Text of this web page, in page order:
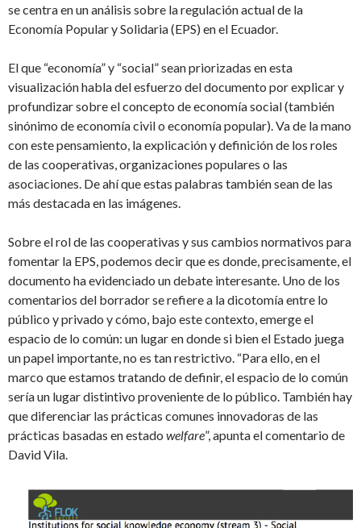
se centra en un análisis sobre la regulación actual de la
Economía Popular y Solidaria (EPS) en el Ecuador.
El que “economía” y “social” sean priorizadas en esta
visualización habla del esfuerzo del documento por explicar y
profundizar sobre el concepto de economía social (también
sinónimo de economía civil o economía popular). Va de la mano
con este pensamiento, la explicación y definición de los roles
de las cooperativas, organizaciones populares o las
asociaciones. De ahí que estas palabras también sean de las
más destacada en las imágenes.
Sobre el rol de las cooperativas y sus cambios normativos para
fomentar la EPS, podemos decir que es donde, precisamente, el
documento ha evidenciado un debate interesante. Uno de los
comentarios del borrador se refiere a la dicotomía entre lo
público y privado y cómo, bajo este contexto, emerge el
espacio de lo común: un lugar en donde si bien el Estado juega
un papel importante, no es tan restrictivo. “Para ello, en el
marco que estamos tratando de definir, el espacio de lo común
sería un lugar distintivo proveniente de lo público. También hay
que diferenciar las prácticas comunes innovadoras de las
prácticas basadas en estado welfare”, apunta el comentario de
David Vila.